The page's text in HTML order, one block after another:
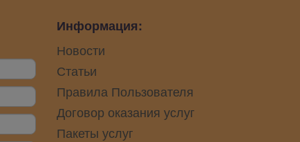
Информация:
Новости
Статьи
Правила Пользователя
Договор оказания услуг
Пакеты услуг